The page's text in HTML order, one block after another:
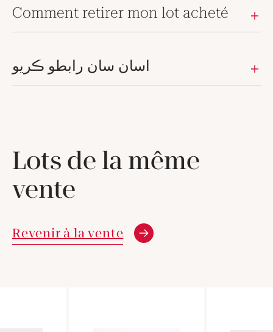
Comment retirer mon lot acheté
اسان سان رابطو ڪريو
Lots de la même
vente
Revenir à la vente